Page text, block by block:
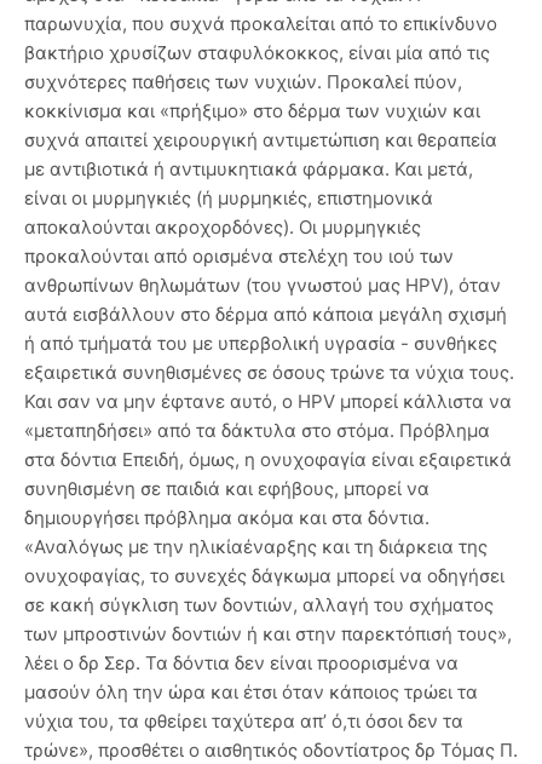
παρωνυχία, που συχνά προκαλείται από το επικίνδυνο
βακτήριο χρυσίζων σταφυλόκοκκος, είναι μία από τις
συχνότερες παθήσεις των νυχιών. Προκαλεί πύον,
κοκκίνισμα και «πρήξιμο» στο δέρμα των νυχιών και
συχνά απαιτεί χειρουργική αντιμετώπιση και θεραπεία
με αντιβιοτικά ή αντιμυκητιακά φάρμακα. Και μετά,
είναι οι μυρμηγκιές (ή μυρμηκιές, επιστημονικά
αποκαλούνται ακροχορδόνες). Οι μυρμηγκιές
προκαλούνται από ορισμένα στελέχη του ιού των
ανθρωπίνων θηλωμάτων (του γνωστού μας HPV), όταν
αυτά εισβάλλουν στο δέρμα από κάποια μεγάλη σχισμή
ή από τμήματά του με υπερβολική υγρασία - συνθήκες
εξαιρετικά συνηθισμένες σε όσους τρώνε τα νύχια τους.
Και σαν να μην έφτανε αυτό, ο HPV μπορεί κάλλιστα να
«μεταπηδήσει» από τα δάκτυλα στο στόμα. Πρόβλημα
στα δόντια Επειδή, όμως, η ονυχοφαγία είναι εξαιρετικά
συνηθισμένη σε παιδιά και εφήβους, μπορεί να
δημιουργήσει πρόβλημα ακόμα και στα δόντια.
«Αναλόγως με την ηλικίαέναρξης και τη διάρκεια της
ονυχοφαγίας, το συνεχές δάγκωμα μπορεί να οδηγήσει
σε κακή σύγκλιση των δοντιών, αλλαγή του σχήματος
των μπροστινών δοντιών ή και στην παρεκτόπισή τους»,
λέει ο δρ Σερ. Τα δόντια δεν είναι προορισμένα να
μασούν όλη την ώρα και έτσι όταν κάποιος τρώει τα
νύχια του, τα φθείρει ταχύτερα απ’ ό,τι όσοι δεν τα
τρώνε», προσθέτει ο αισθητικός οδοντίατρος δρ Τόμας Π.